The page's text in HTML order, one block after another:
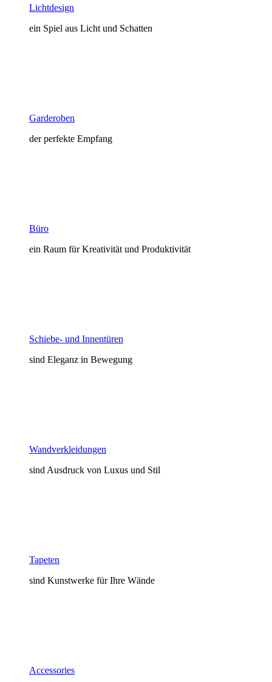
Lichtdesign
ein Spiel aus Licht und Schatten
Garderoben
der perfekte Empfang
Büro
ein Raum für Kreativität und Produktivität
Schiebe- und Innentüren
sind Eleganz in Bewegung
Wandverkleidungen
sind Ausdruck von Luxus und Stil
Tapeten
sind Kunstwerke für Ihre Wände
Accessories